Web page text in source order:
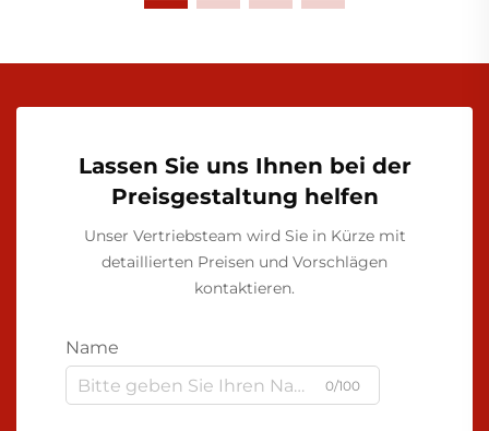
Lassen Sie uns Ihnen bei der
Preisgestaltung helfen
Unser Vertriebsteam wird Sie in Kürze mit
detaillierten Preisen und Vorschlägen
kontaktieren.
Name
0/100